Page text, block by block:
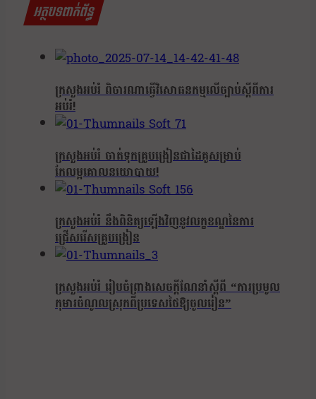
អត្ថបទពាក់ព័ន្ធ
ក្រសួងអប់រំ ពិចារណាធ្វើវិសោធនកម្មលើច្បាប់ស្តីពីការ
អប់រំ!
ក្រសួងអប់រំ ចាត់ទុកគ្រូបង្រៀនជាដៃគូសម្រាប់
កែលម្អគោលនយោបាយ!
ក្រសួងអប់រំ នឹងពិនិត្យឡើងវិញនូវលក្ខខណ្ឌនៃការ
ជ្រើសរើសគ្រូបង្រៀន
ក្រសួងអប់រំ រៀបចំព្រាងសេចក្តីណែនាំស្តីពី “ការប្រមូល
កុមារចំណូលស្រុកពីប្រទេសថៃឱ្យចូលរៀន”